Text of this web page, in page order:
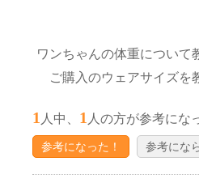
ワンちゃんの体重について
ご購入のウェアサイズを
1 人中、 1 人の方が参考にな
参考になった！ 参考にな